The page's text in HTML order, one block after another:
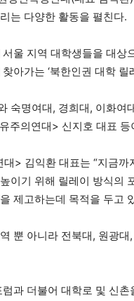
는 다양한 활동을 펼친다.
서울 지역 대학생들을 대상
아가는 ‘북한인권 대학 릴
숙명여대, 경희대, 이화여
주의연대> 신지호 대표 등
대> 김익환 대표는 “지금
이기 위해 릴레이 방식의
제고하는데 목적을 두고
뿐 아니라 전북대, 원광
럼과 더불어 대학로 및 신촌